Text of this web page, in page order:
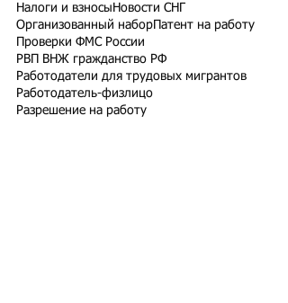
Налоги и взносы Новости СНГ
Организованный набор Патент на работу
Проверки ФМС России
РВП ВНЖ гражданство РФ
Работодатели для трудовых мигрантов
Работодатель-физлицо
Разрешение на работу